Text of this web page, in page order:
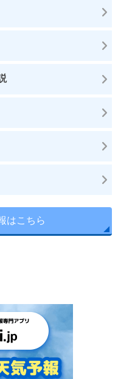
はこちら